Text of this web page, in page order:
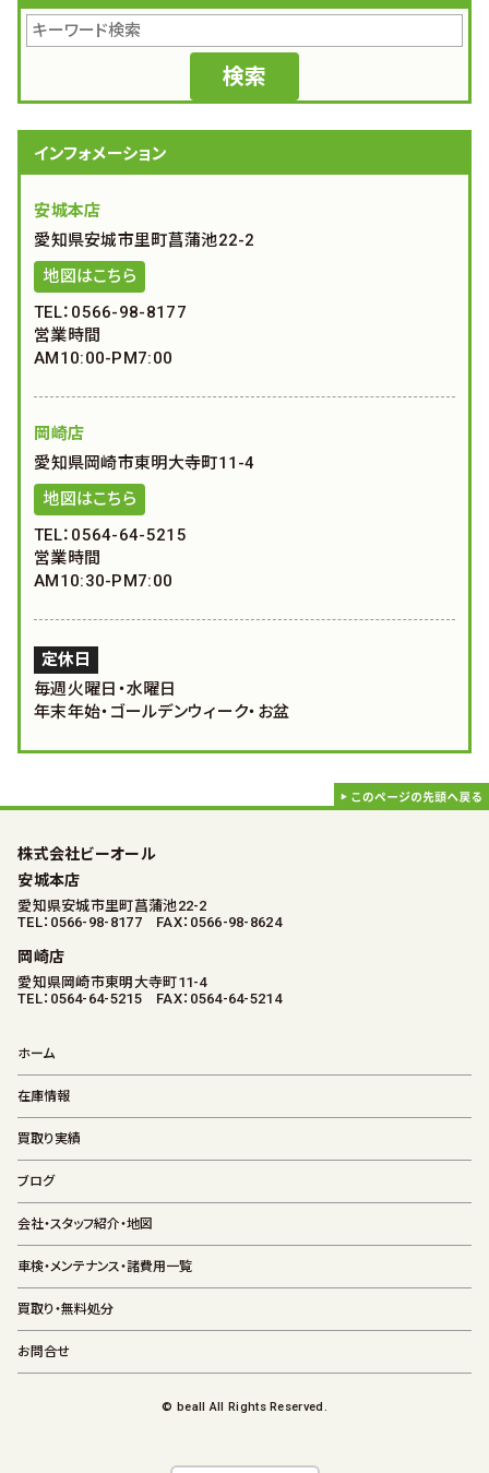
インフォメーション
安城本店
愛知県安城市里町菖蒲池22-2
地図はこちら
TEL：0566-98-8177
営業時間
AM10:00-PM7:00
岡崎店
愛知県岡崎市東明大寺町11-4
地図はこちら
TEL：0564-64-5215
営業時間
AM10:30-PM7:00
定休日
毎週火曜日・水曜日
年末年始・ゴールデンウィーク・お盆
株式会社ビーオール
安城本店
愛知県安城市里町菖蒲池22-2
TEL：0566-98-8177 FAX：0566-98-8624
岡崎店
愛知県岡崎市東明大寺町11-4
TEL：0564-64-5215 FAX：0564-64-5214
ホーム
在庫情報
買取り実績
ブログ
会社・スタッフ紹介・地図
車検・メンテナンス・諸費用一覧
買取り・無料処分
お問合せ
© beall All Rights Reserved.